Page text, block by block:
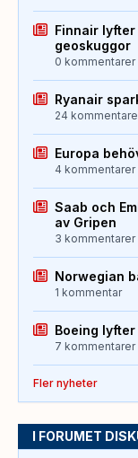
Finnair
geoskuggor
0 kommentarer
Ryanair
24
Europa
4 kommentarer
Saab och
av Gripen
3 kommentarer
Norwegian
1 kommentar
Boeing
7 kommentarer
Fler nyheter
I FORUMET